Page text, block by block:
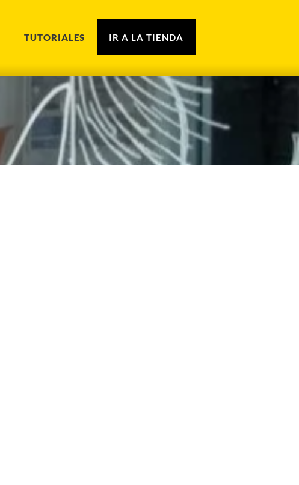
TUTORIALES IR A LA TIENDA